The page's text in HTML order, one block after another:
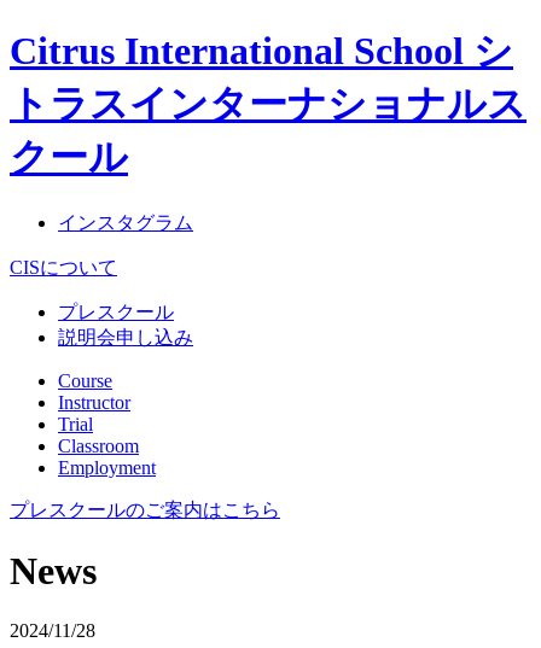
Citrus International School シ
トラスインターナショナルス
クール
インスタグラム
CISについて
プレスクール
説明会申し込み
Course
Instructor
Trial
Classroom
Employment
プレスクールのご案内はこちら
News
2024/11/28